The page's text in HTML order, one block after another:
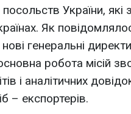
України,
Як
генеральні
робота місій
і аналітичних
– експортерів.